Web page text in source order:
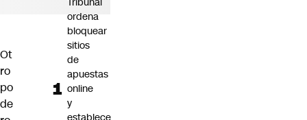
Ot
ro
po
de
ordena
bloquear
sitios
de
apuestas
online
y
establece